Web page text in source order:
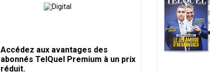
Accédez aux avantages des
abonnés TelQuel Premium à un prix
réduit.